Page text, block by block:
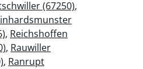
(67250),
, Reichshoffen
, Rauwiller
, Ranrupt